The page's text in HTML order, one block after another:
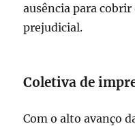
ausência para
prejudicial.
Coletiva de
Com o alto avanço